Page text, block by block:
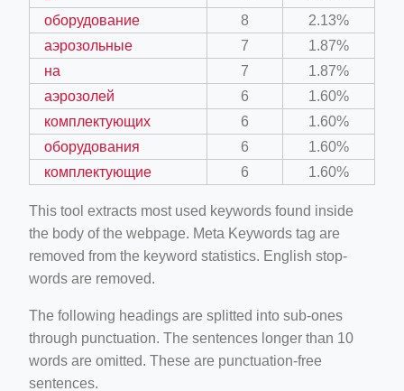
оборудование
8
2.13%
аэрозольные
7
1.87%
на
7
1.87%
аэрозолей
6
1.60%
комплектующих
6
1.60%
оборудования
6
1.60%
комплектующие
6 1.60%
This tool extracts most used keywords found inside
the body of the webpage. Meta Keywords tag are
removed from the keyword statistics. English stop-
words are removed.
The following headings are splitted into sub-ones
through punctuation. The sentences longer than 10
words are omitted. These are punctuation-free
sentences.